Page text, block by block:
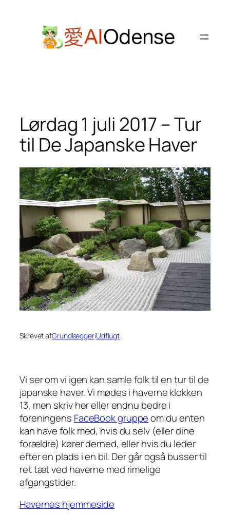
Lørdag 1 juli 2017 – Tur
til De Japanske Haver
Skrevet afGrundlæggeriUdflugt
Vi ser om vi igen kan samle folk til en tur til de
japanske haver. Vi mødes i haverne klokken
13, men skriv her eller endnu bedre i
foreningens FaceBook gruppeom du enten
kan have folk med, hvis du selv (eller dine
forældre) kører derned, eller hvis du leder
efter en plads i en bil. Der går også busser til
ret tæt ved haverne med rimelige
afgangstider.
Havernes hjemmeside